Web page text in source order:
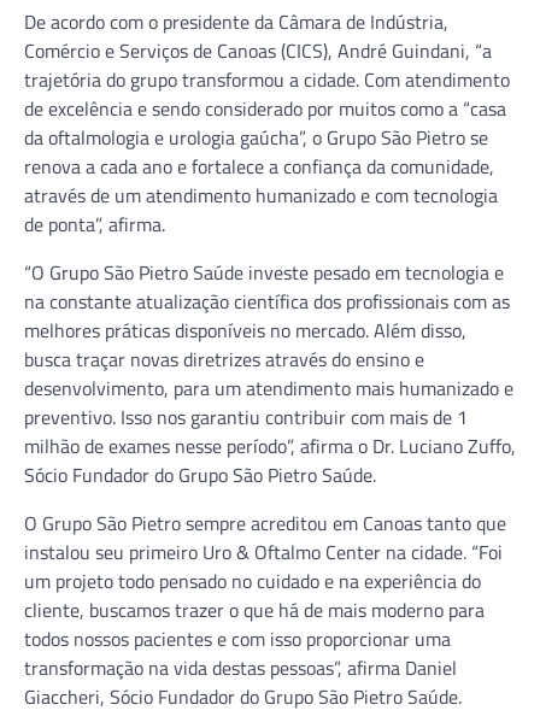
De acordo com o presidente da Câmara de Indústria,
Comércio e Serviços de Canoas (CICS), André Guindani, “a
trajetória do grupo transformou a cidade. Com atendimento
de excelência e sendo considerado por muitos como a “casa
da oftalmologia e urologia gaúcha”, o Grupo São Pietro se
renova a cada ano e fortalece a confiança da comunidade,
através de um atendimento humanizado e com tecnologia
de ponta”, afirma.
“O Grupo São Pietro Saúde investe pesado em tecnologia e
na constante atualização científica dos profissionais com as
melhores práticas disponíveis no mercado. Além disso,
busca traçar novas diretrizes através do ensino e
desenvolvimento, para um atendimento mais humanizado e
preventivo. Isso nos garantiu contribuir com mais de 1
milhão de exames nesse período”, afirma o Dr. Luciano Zuffo,
Sócio Fundador do Grupo São Pietro Saúde.
O Grupo São Pietro sempre acreditou em Canoas tanto que
instalou seu primeiro Uro & Oftalmo Center na cidade. “Foi
um projeto todo pensado no cuidado e na experiência do
cliente, buscamos trazer o que há de mais moderno para
todos nossos pacientes e com isso proporcionar uma
transformação na vida destas pessoas”, afirma Daniel
Giaccheri, Sócio Fundador do Grupo São Pietro Saúde.